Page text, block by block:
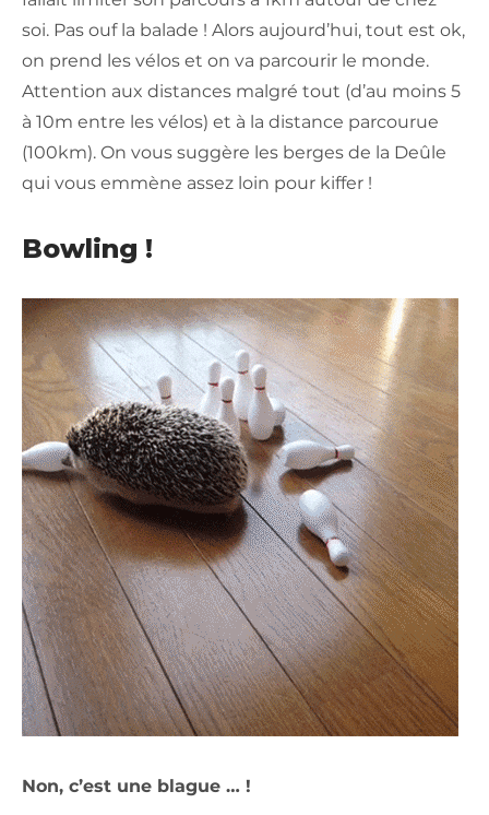
soi. Pas ouf la balade ! Alors aujourd’hui, tout est ok,
on prend les vélos et on va parcourir le monde.
Attention aux distances malgré tout (d’au moins 5
à 10m entre les vélos) et à la distance parcourue
(100km). On vous suggère les berges de la Deûle
qui vous emmène assez loin pour kiffer !
Bowling !
Non, c’est une blague … !